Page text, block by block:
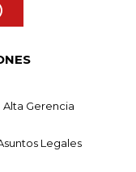
Alta Gerencia
Legales